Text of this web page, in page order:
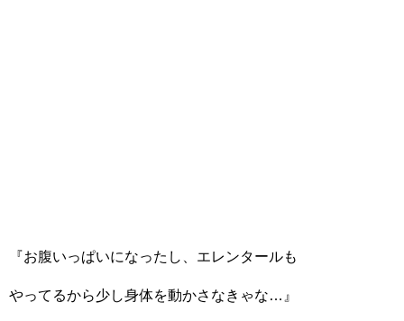
『お腹いっぱいになったし、エレンタールも
やってるから少し身体を動かさなきゃな…』